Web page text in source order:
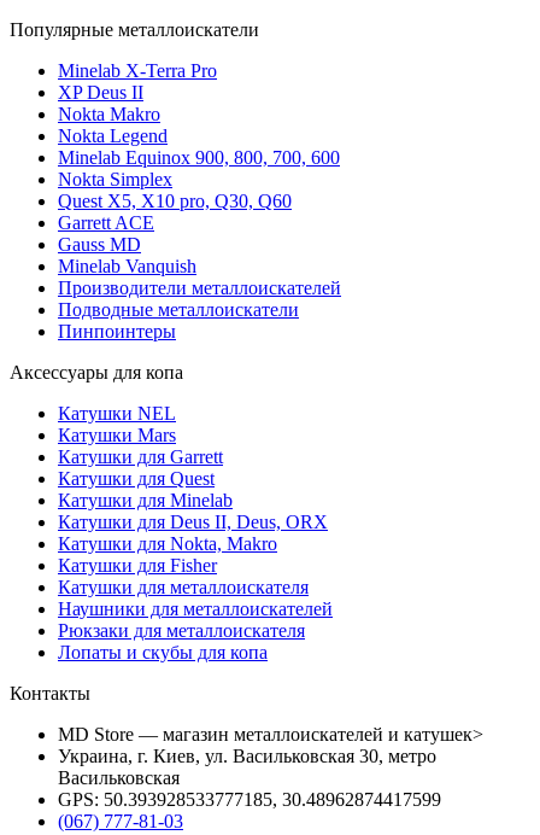
Популярные металлоискатели
Minelab X-Terra Pro
XP Deus II
Nokta Makro
Nokta Legend
Minelab Equinox 900, 800, 700, 600
Nokta Simplex
Quest X5, X10 pro, Q30, Q60
Garrett ACE
Gauss MD
Minelab Vanquish
Производители металлоискателей
Подводные металлоискатели
Пинпоинтеры
Аксессуары для копа
Катушки NEL
Катушки Mars
Катушки для Garrett
Катушки для Quest
Катушки для Minelab
Катушки для Deus II, Deus, ORX
Катушки для Nokta, Makro
Катушки для Fisher
Катушки для металлоискателя
Наушники для металлоискателей
Рюкзаки для металлоискателя
Лопаты и скубы для копа
Контакты
MD Store — магазин металлоискателей и катушек>
Украина, г. Киев, ул. Васильковская 30, метро
Васильковская
GPS: 50.393928533777185, 30.48962874417599
(067) 777-81-03